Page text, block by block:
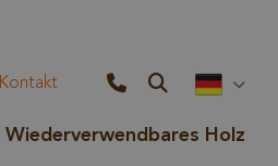
Kontakt
Wiederverwendbares Holz